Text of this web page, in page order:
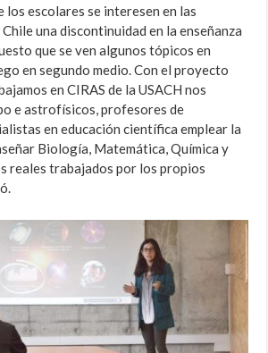
los escolares se interesen en las
una discontinuidad en la enseñanza
que se ven algunos tópicos en
en segundo medio. Con el proyecto
en CIRAS de la USACH nos
e astrofísicos, profesores de
en educación científica emplear la
Biología, Matemática, Química y
reales trabajados por los propios